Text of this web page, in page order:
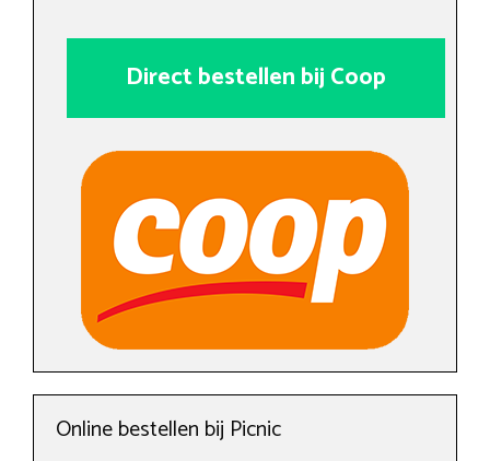
Direct bestellen bij Coop
Online bestellen bij Picnic